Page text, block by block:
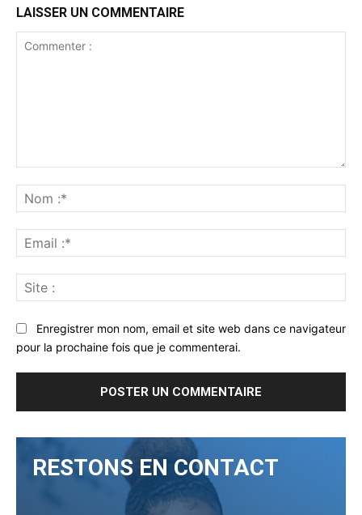
LAISSER UN COMMENTAIRE
:*
:*
:
Enregistrer mon nom, email et site web dans ce navigateur
pour la prochaine fois que je commenterai.
RESTONS EN CONTACT